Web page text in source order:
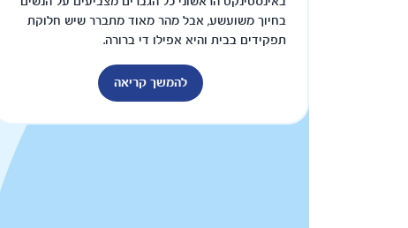
בחיוך משועשע, אבל מהר מאוד מתברר שיש חלוקת
תפקידים בבית והיא אפילו די ברורה.
להמשך קריאה